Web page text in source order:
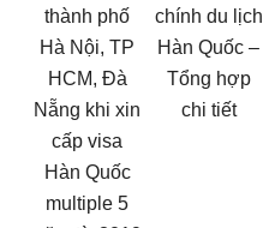
thành phố
Hà Nội, TP
HCM, Đà
Nẵng khi xin
cấp visa
Hàn Quốc
multiple 5
chính du lịch
Hàn Quốc –
Tổng hợp
chi tiết